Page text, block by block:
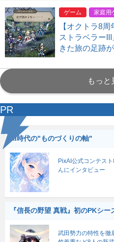
ゲーム 家庭用
【オクトラ8
ストラベラー
きた旅の足跡
もっと
PR
AI時代の"ものづくりの軸"
PixAI公式コンテス
んにインタビュー
『信長の野望 真戦』初のPKシー
武田勢力の特性を